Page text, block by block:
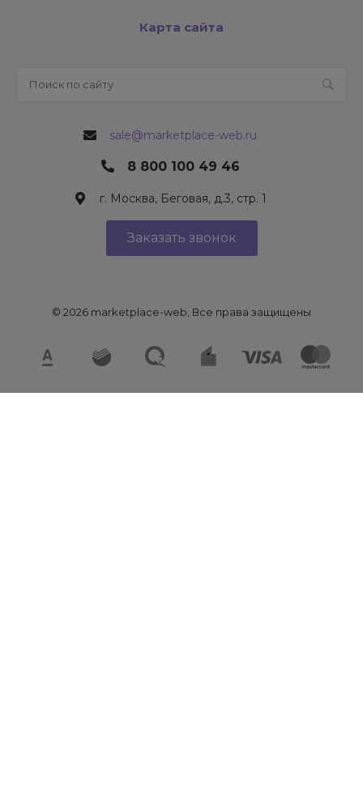
Карта сайта
sale@marketplace-web.ru
8 800 100 49 46
г. Москва, Беговая, д.3, стр. 1
Заказать звонок
© 2026 marketplace-web, Все права защищены